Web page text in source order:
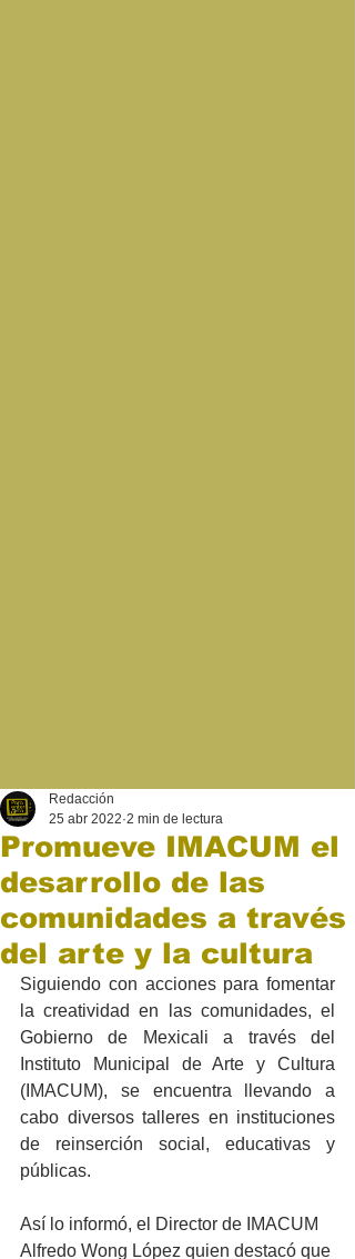
Promueve IMACUM el
desarrollo de las
comunidades a través
del arte y la cultura
Redacción
25 abr 2022 2 min de lectura
Siguiendo con acciones para fomentar
la creatividad en las comunidades, el
Gobierno de Mexicali a través del
Instituto Municipal de Arte y Cultura
(IMACUM), se encuentra llevando a
cabo diversos talleres en instituciones
de reinserción social, educativas y
públicas.
Así lo informó, el Director de IMACUM
Alfredo Wong López quien destacó que